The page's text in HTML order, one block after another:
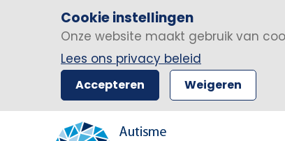
Cookie instellingen
Onze website maakt gebruik van
Lees ons privacy beleid
Accepteren Weigeren